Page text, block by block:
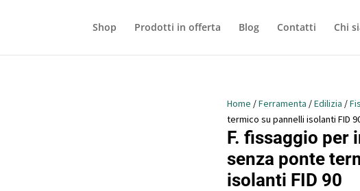
Shop Prodotti in offerta Blog Contatti Chi
Home /Ferramenta /Edilizia /
termico su pannelli isolanti FID
F. fissaggio per
senza ponte
isolanti FID 90